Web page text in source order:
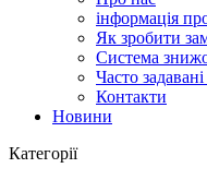
інформація
Як зробити
Система
Часто
Контакти
Новини
Категорії